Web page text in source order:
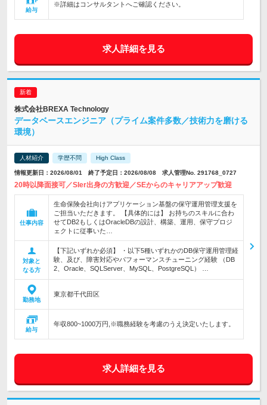
給与
※詳細はコンサルタントへご確認ください。
求人詳細を見る
株式会社BREXA Technology
データベースエンジニア（プライム案件多数／技術力を磨ける
環境）
人材紹介 学歴不問 High Class
情報更新日：2026/08/01 終了予定日：2026/08/08 求人管理No. 291768_0727
20時以降面接可／SIer出身の方歓迎／SEからのキャリアアップ歓迎
仕事内容
生命保険会社向けアプリケーション基盤の保守運用管理支援を
ご担当いただきます。 【具体的には】 お持ちのスキルに合わ
せてDB2もしくはOracleDBの設計、構築、運用、保守プロジ
ェクトに従事いた…
対象と
なる方
【下記いずれか必須】 ・以下5種いずれかのDB保守運用管理経
験、及び、障害対応やパフォーマンスチューニング経験 （DB
2、Oracle、SQLServer、MySQL、PostgreSQL） …
勤務地
東京都千代田区
給与
年収800~1000万円,※職務経験を考慮のうえ決定いたします。
求人詳細を見る